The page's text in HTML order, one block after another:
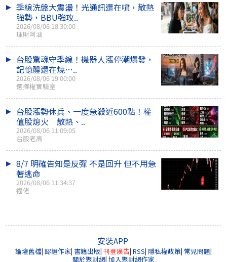
季線洗盤大震盪！光通訊還在噴，散熱
強勢，BBU強攻..
2026/08/06 18:30:00
理財阿涵
台股驚魂守季線！機器人漲停潮爆發，
記憶體還在燒…..
2026/08/06 19:00:00
選擇權實驗室
台股漲勢休兵、一度急殺近600點！權
值股熄火 散熱、..
2026/08/06 11:09:05
台股老高
8/7 明確告知是反彈 不是回升 但不用急
著逃命
2026/08/06 11:34:37
福佬
安裝APP
論壇舊檔| 認證作家| 書籍出版| 刊登廣告| RSS| 隱私權政策| 常見問題|
關於聚財網| 加入聚財網作家